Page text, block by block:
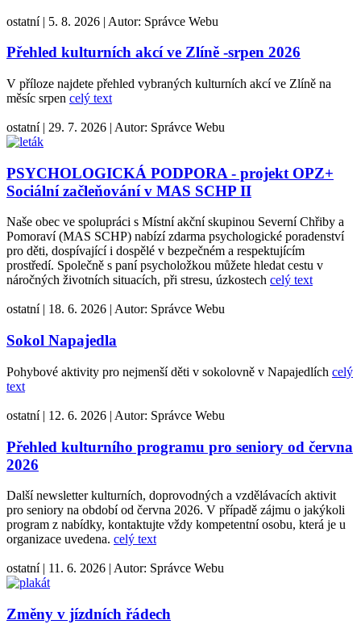
ostatní | 5. 8. 2026 | Autor: Správce Webu
Přehled kulturních akcí ve Zlíně -srpen 2026
V příloze najdete přehled vybraných kulturních akcí ve Zlíně na
měsíc srpen celý text
ostatní | 29. 7. 2026 | Autor: Správce Webu
PSYCHOLOGICKÁ PODPORA - projekt OPZ+
Sociální začleňování v MAS SCHP II
Naše obec ve spolupráci s Místní akční skupinou Severní Chřiby a
Pomoraví (MAS SCHP) nabízí zdarma psychologické poradenství
pro děti, dospívající i dospělé v bezpečném a respektujícím
prostředí. Společně s paní psycholožkou můžete hledat cestu v
náročných životních situacích, při stresu, úzkostech celý text
ostatní | 18. 6. 2026 | Autor: Správce Webu
Sokol Napajedla
Pohybové aktivity pro nejmenší děti v sokolovně v Napajedlích celý
text
ostatní | 12. 6. 2026 | Autor: Správce Webu
Přehled kulturního programu pro seniory od června
2026
Další newsletter kulturních, doprovodných a vzdělávacích aktivit
pro seniory na období od června 2026. V případě zájmu o jakýkoli
program z nabídky, kontaktujte vždy kompetentní osobu, která je u
organizace uvedena. celý text
ostatní | 11. 6. 2026 | Autor: Správce Webu
Změny v jízdních řádech